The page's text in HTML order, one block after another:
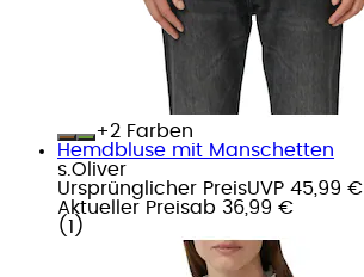
+
Farben
Hemdbluse mit Manschetten
s.Oliver
Ursprünglicher PreisUVP 45,99 €
Aktueller Preisab 36,99 €
( 1 )